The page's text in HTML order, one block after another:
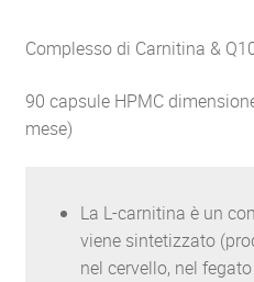
Complesso di Carnitina &
90 capsule HPMC
mese)
La L-carnitina è un
viene sintetizzato
nel cervello, nel